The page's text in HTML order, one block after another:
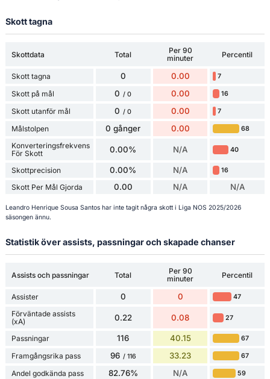
Skott tagna
Skottdata Total
Per 90
minuter
Percentil
Skott tagna 0 0.00 7
Skott på mål 0 / 0 0.00 16
Skott utanför mål 0 / 0 0.00 7
Målstolpen 0 gånger 0.00 68
Konverteringsfrekvens
För Skott
0.00% N/A 40
Skottprecision 0.00% N/A 16
Skott Per Mål Gjorda 0.00 N/A N/A
Leandro Henrique Sousa Santos har inte tagit några skott i Liga NOS 2025/2026
säsongen ännu.
Statistik över assists, passningar och skapade chanser
Assists och passningar Total
Per 90
minuter
Percentil
Assister 0 0 47
Förväntade assists
(xA)
0.22 0.08 27
Passningar 116 40.15 67
Framgångsrika pass 96 / 116 33.23 67
Andel godkända pass 82.76% N/A 59